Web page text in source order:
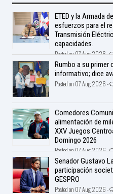
ETED y la Armada
esfuerzos para el
Transmisión
capacidades.
Posted on 07 Aug 2026 -
Rumbo a su primer
informativo; dice
Posted on 07 Aug 2026 -
Comedores
alimentación de
XXV Juegos
Domingo 2026
Posted on 07 Aug 2026 -
Senador Gustavo
participación
GESPRO
Posted on 07 Aug 2026 -